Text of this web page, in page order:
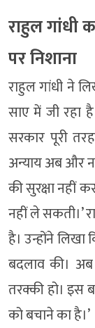
राहुल गांधी
पर निशाना
राहुल गांधी ने
साए में जी रहा
सरकार पूरी
अन्याय अब और
की सुरक्षा नहीं
नहीं ले सकती।’
है। उन्होंने लिखा
बदलाव की।
तरक्की हो। इस
को बचाने का है।’